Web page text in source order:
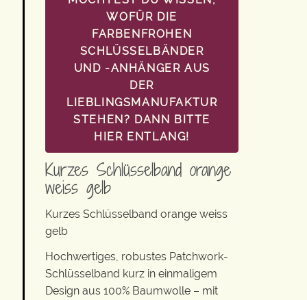
WOFÜR DIE
FARBENFROHEN
SCHLÜSSELBÄNDER
UND -ANHÄNGER AUS
DER
LIEBLINGSMANUFAKTUR
STEHEN? DANN BITTE
HIER ENTLANG!
Kurzes Schlüsselband orange
weiss gelb
Kurzes Schlüsselband orange weiss
gelb
Hochwertiges, robustes Patchwork-
Schlüsselband kurz in einmaligem
Design aus 100% Baumwolle – mit